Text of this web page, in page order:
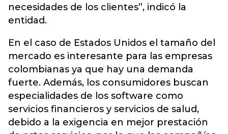
necesidades de los clientes”, indicó la
entidad.
En el caso de Estados Unidos el tamaño del
mercado es interesante para las empresas
colombianas ya que hay una demanda
fuerte. Además, los consumidores buscan
especialidades de los software como
servicios financieros y servicios de salud,
debido a la exigencia en mejor prestación